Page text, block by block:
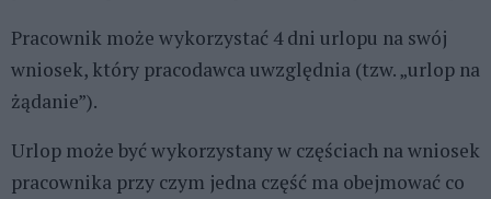
Pracownik może wykorzystać 4 dni urlopu na swój
wniosek, który pracodawca uwzględnia (tzw. „urlop na
żądanie”).
Urlop może być wykorzystany w częściach na wniosek
pracownika przy czym jedna część ma obejmować co